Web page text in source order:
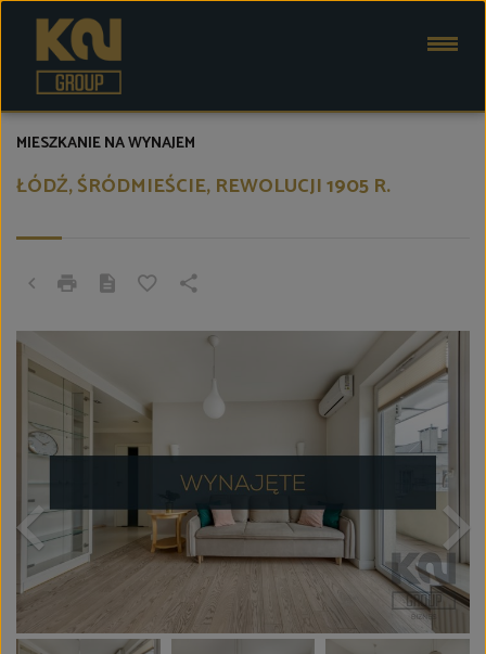
ŁÓDŹ, ŚRÓDMIEŚCIE, REWOLUCJI 1905 R.
MIESZKANIE NA WYNAJEM